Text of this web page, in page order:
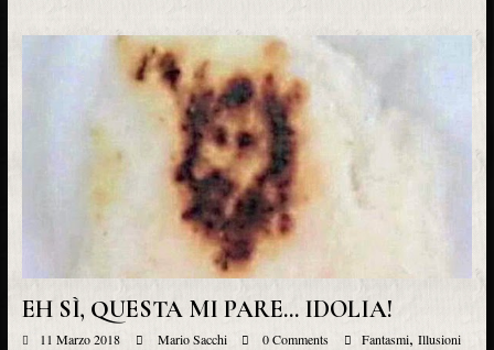
EH SÌ, QUESTA MI PARE… IDOLIA!
11 Marzo 2018 Mario Sacchi 0 Comments Fantasmi, Illusioni